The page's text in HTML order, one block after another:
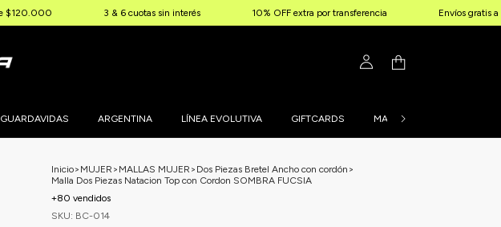
3 & 6 cuotas sin interés 10% OFF extra por transferencia Envíos gratis a partir de
GUARDAVIDAS ARGENTINA LÍNEA EVOLUTIVA GIFTCARDS MALLAS PERSONALIZADAS
Inicio> MUJER > MALLAS MUJER > Dos Piezas Bretel Ancho con cordón >
Malla Dos Piezas Natacion Top con Cordon SOMBRA FUCSIA
+80 vendidos
SKU: BC-014